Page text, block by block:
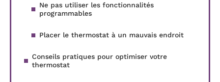
Ne pas utiliser les fonctionnalités
programmables
Placer le thermostat à un mauvais endroit
Conseils pratiques pour optimiser votre
thermostat